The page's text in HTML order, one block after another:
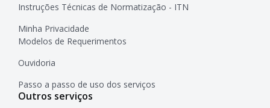
Instruções Técnicas de Normatização - ITN
Minha Privacidade
Modelos de Requerimentos
Ouvidoria
Passo a passo de uso dos serviços
Outros serviços